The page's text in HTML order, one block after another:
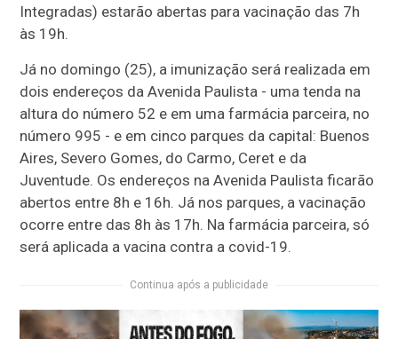
Integradas) estarão abertas para vacinação das 7h
às 19h.
Já no domingo (25), a imunização será realizada em
dois endereços da Avenida Paulista - uma tenda na
altura do número 52 e em uma farmácia parceira, no
número 995 - e em cinco parques da capital: Buenos
Aires, Severo Gomes, do Carmo, Ceret e da
Juventude. Os endereços na Avenida Paulista ficarão
abertos entre 8h e 16h. Já nos parques, a vacinação
ocorre entre das 8h às 17h. Na farmácia parceira, só
será aplicada a vacina contra a covid-19.
Continua após a publicidade